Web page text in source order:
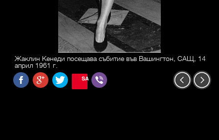
Жаклин Кенеди посещава събитие във Вашингтон, САЩ, 14
април 1961 г.
SAVE